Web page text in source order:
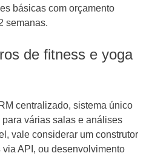
básicas com orçamento
semanas.
de fitness e yoga
centralizado, sistema único
várias salas e análises
vale considerar um construtor
API, ou desenvolvimento